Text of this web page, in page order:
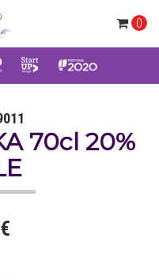
0
70cl 20%